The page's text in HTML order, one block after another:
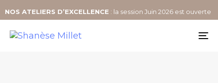
NOS ATELIERS D’EXCELLENCE : la session Juin 2026 est ouverte